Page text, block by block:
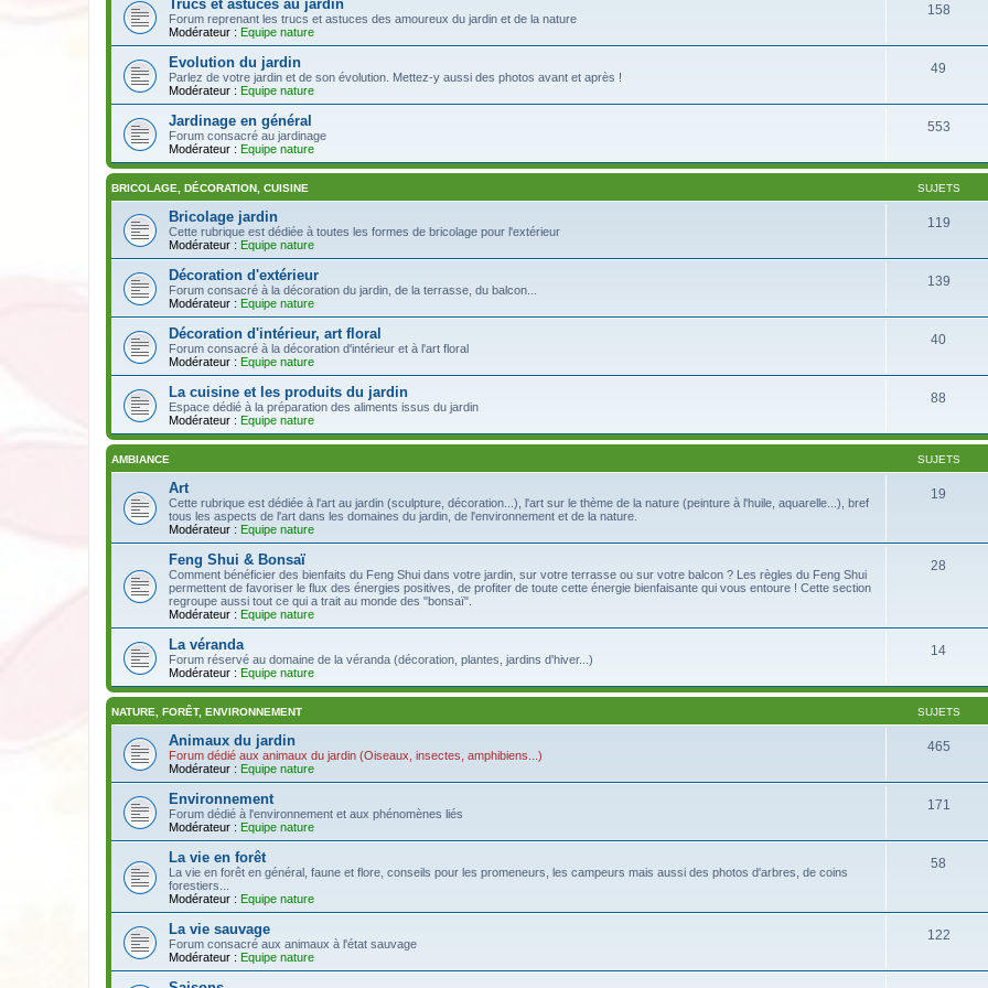
Trucs et astuces au jardin
Forum reprenant les trucs et astuces des amoureux du jardin et de la nature
Modérateur : Equipe nature
158
Evolution du jardin
Parlez de votre jardin et de son évolution. Mettez-y aussi des photos avant et après !
Modérateur : Equipe nature
49
Jardinage en général
Forum consacré au jardinage
Modérateur : Equipe nature
553
BRICOLAGE, DÉCORATION, CUISINE SUJETS
Bricolage jardin
Cette rubrique est dédiée à toutes les formes de bricolage pour l'extérieur
Modérateur : Equipe nature
119
Décoration d'extérieur
Forum consacré à la décoration du jardin, de la terrasse, du balcon...
Modérateur : Equipe nature
139
Décoration d'intérieur, art floral
Forum consacré à la décoration d'intérieur et à l'art floral
Modérateur : Equipe nature
40
La cuisine et les produits du jardin
Espace dédié à la préparation des aliments issus du jardin
Modérateur : Equipe nature
88
AMBIANCE SUJETS
Art
Cette rubrique est dédiée à l'art au jardin (sculpture, décoration...), l'art sur le thème de la nature (peinture à l'huile, aquarelle...), bref
tous les aspects de l'art dans les domaines du jardin, de l'environnement et de la nature.
Modérateur : Equipe nature
19
Feng Shui & Bonsaï
Comment bénéficier des bienfaits du Feng Shui dans votre jardin, sur votre terrasse ou sur votre balcon ? Les règles du Feng Shui
permettent de favoriser le flux des énergies positives, de profiter de toute cette énergie bienfaisante qui vous entoure ! Cette section
regroupe aussi tout ce qui a trait au monde des "bonsaï".
Modérateur : Equipe nature
28
La véranda
Forum réservé au domaine de la véranda (décoration, plantes, jardins d'hiver...)
Modérateur : Equipe nature
14
NATURE, FORÊT, ENVIRONNEMENT SUJETS
Animaux du jardin
Forum dédié aux animaux du jardin (Oiseaux, insectes, amphibiens...)
Modérateur : Equipe nature
465
Environnement
Forum dédié à l'environnement et aux phénomènes liés
Modérateur : Equipe nature
171
La vie en forêt
La vie en forêt en général, faune et flore, conseils pour les promeneurs, les campeurs mais aussi des photos d'arbres, de coins
forestiers...
Modérateur : Equipe nature
58
La vie sauvage
Forum consacré aux animaux à l'état sauvage
Modérateur : Equipe nature
122